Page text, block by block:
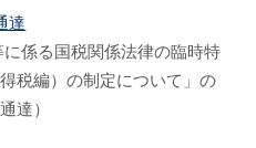
達
に係る国税関係法律の臨時特
税編）の制定について」の
達）